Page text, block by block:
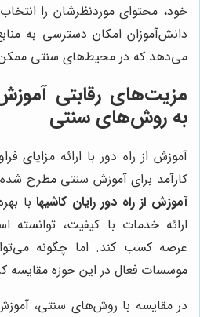
خود، محتوای موردنظرشان را
دانش‌آموزان امکان دسترسی به
می‌دهد که در محیط‌های سنتی
مزیت‌های رقابتی
به روش‌های سنتی
آموزش از راه دور با ارائه مزایای
کارآمد برای آموزش سنتی مطرح
آموزش از راه دور رایان کاشیهابا
ارائه خدمات با کیفیت، توانسته
عرصه کسب کند. اما چگونه
موسسات فعال در این حوزه مقایسه
در مقایسه با روش‌های سنتی،